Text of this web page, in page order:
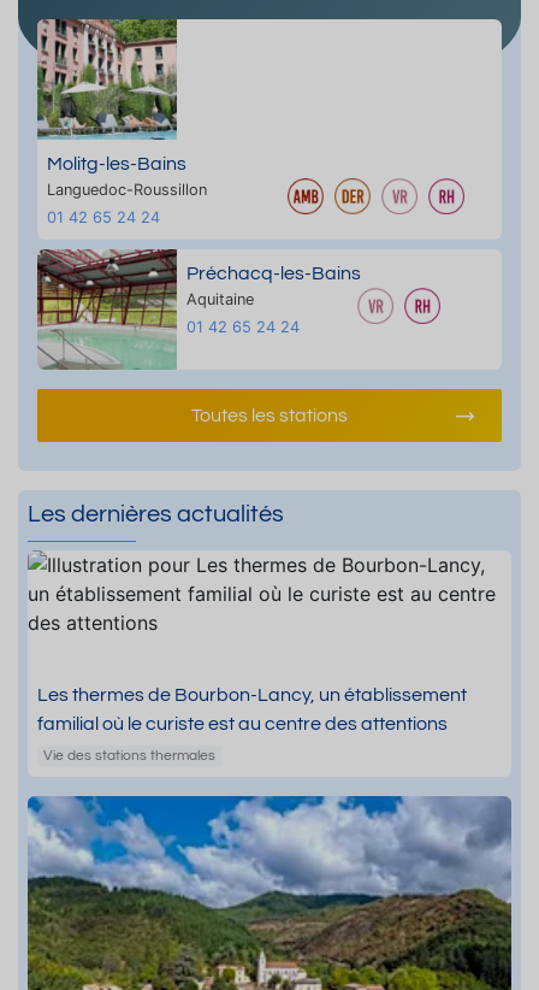
Molitg-les-Bains
Languedoc-Roussillon
01 42 65 24 24
Préchacq-les-Bains
Aquitaine
01 42 65 24 24
Toutes les stations
Les dernières actualités
Les thermes de Bourbon-Lancy, un établissement
familial où le curiste est au centre des attentions
Vie des stations thermales